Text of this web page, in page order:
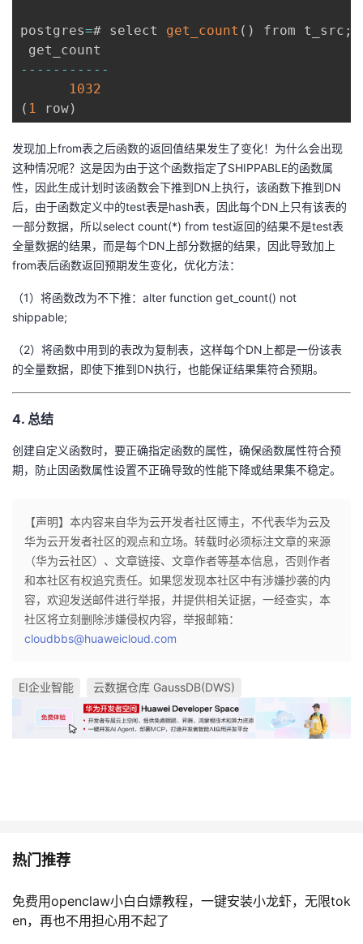
postgres=# select get_count ( ) from t_src ;
-- -- -- -- -- -
1032
( 1 row)
发现加上from表之后函数的返回值结果发生了变化！为什么会出现
这种情况呢？这是因为由于这个函数指定了SHIPPABLE的函数属
性，因此生成计划时该函数会下推到DN上执行，该函数下推到DN
后，由于函数定义中的test表是hash表，因此每个DN上只有该表的
一部分数据，所以select count(*) from test返回的结果不是test表
全量数据的结果，而是每个DN上部分数据的结果，因此导致加上
from表后函数返回预期发生变化，优化方法：
（1）将函数改为不下推：alter function get_count() not
shippable;
（2）将函数中用到的表改为复制表，这样每个DN上都是一份该表
的全量数据，即使下推到DN执行，也能保证结果集符合预期。
4. 总结
创建自定义函数时，要正确指定函数的属性，确保函数属性符合预
期，防止因函数属性设置不正确导致的性能下降或结果集不稳定。
【声明】本内容来自华为云开发者社区博主，不代表华为云及
华为云开发者社区的观点和立场。转载时必须标注文章的来源
（华为云社区）、文章链接、文章作者等基本信息，否则作者
和本社区有权追究责任。如果您发现本社区中有涉嫌抄袭的内
容，欢迎发送邮件进行举报，并提供相关证据，一经查实，本
社区将立刻删除涉嫌侵权内容，举报邮箱：
cloudbbs@huaweicloud.com
EI企业智能 云数据仓库 GaussDB(DWS)
热门推荐
免费用openclaw小白白嫖教程，一键安装小龙虾，无限tok
en，再也不用担心用不起了